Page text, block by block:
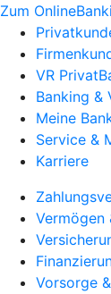
Zum
VR
Banking &
Meine
Service &
Karriere
Vermögen
Vorsorge